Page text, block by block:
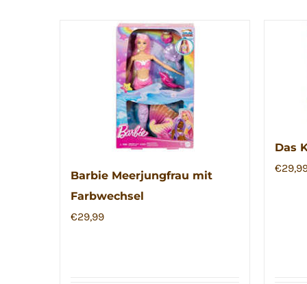
Barbie Meerjungfrau mit
Farbwechsel
€29,99
Das
€